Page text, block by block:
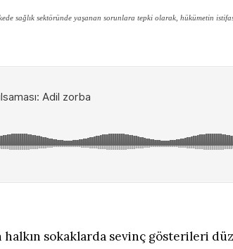
sağlık sektöründe yaşanan sorunlara tepki olarak, hükümetin
halkın sokaklarda sevinç gösterileri